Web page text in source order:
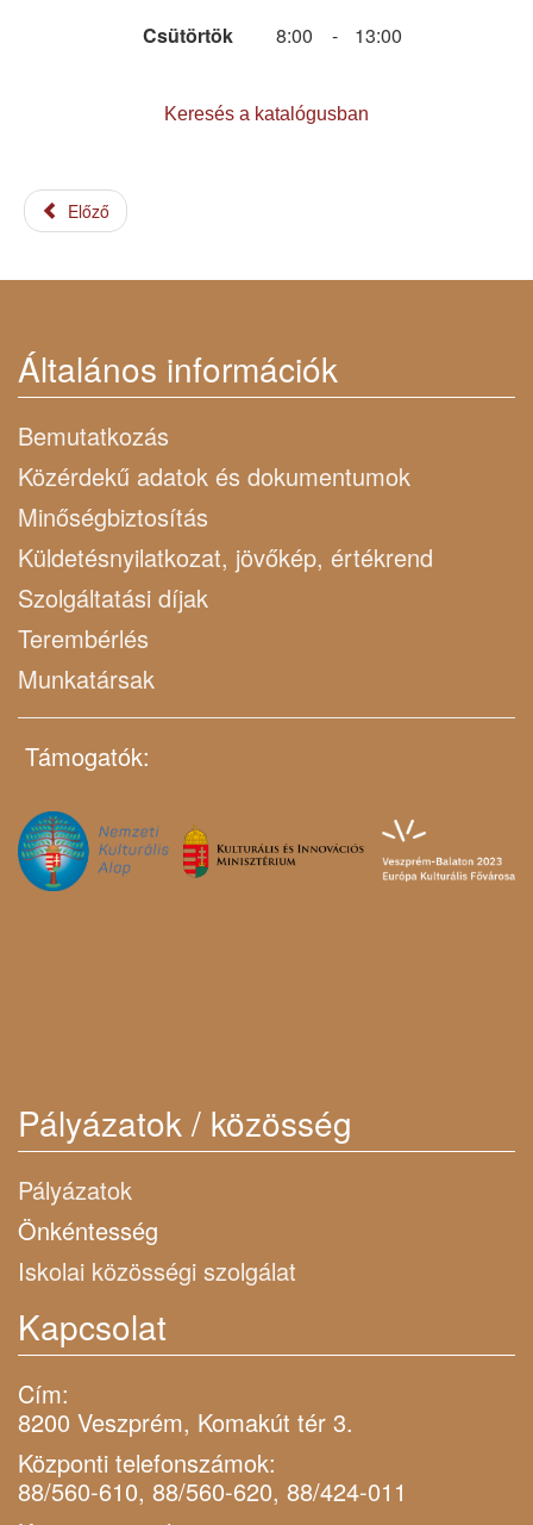
Csütörtök
8:00 - 13:00
Keresés a katalógusban
Előző
Általános információk
Bemutatkozás
Közérdekű adatok és dokumentumok
Minőségbiztosítás
Küldetésnyilatkozat, jövőkép, értékrend
Szolgáltatási díjak
Terembérlés
Munkatársak
Támogatók:
Pályázatok / közösség
Pályázatok
Önkéntesség
Iskolai közösségi szolgálat
Kapcsolat
Cím:
8200 Veszprém, Komakút tér 3.
Központi telefonszámok:
88/560-610, 88/560-620, 88/424-011